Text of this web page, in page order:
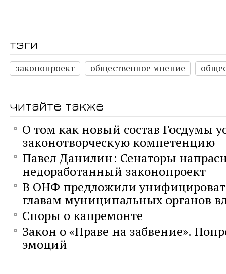
тэги
законопроект общественное мнение
читайте также
О том как новый состав Госдумы
законотворческую компетенцию
Павел Данилин: Сенаторы
недоработанный законопроект
В ОНФ предложили
главам муниципальных органов
Споры о капремонте
Закон о «Праве на забвение».
эмоций